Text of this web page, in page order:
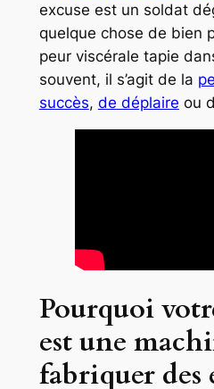
excuse est un soldat
quelque chose de bien
peur viscérale tapie
souvent, il s’agit de la
succès, de déplaire ou
Pourquoi
est une
fabriquer des